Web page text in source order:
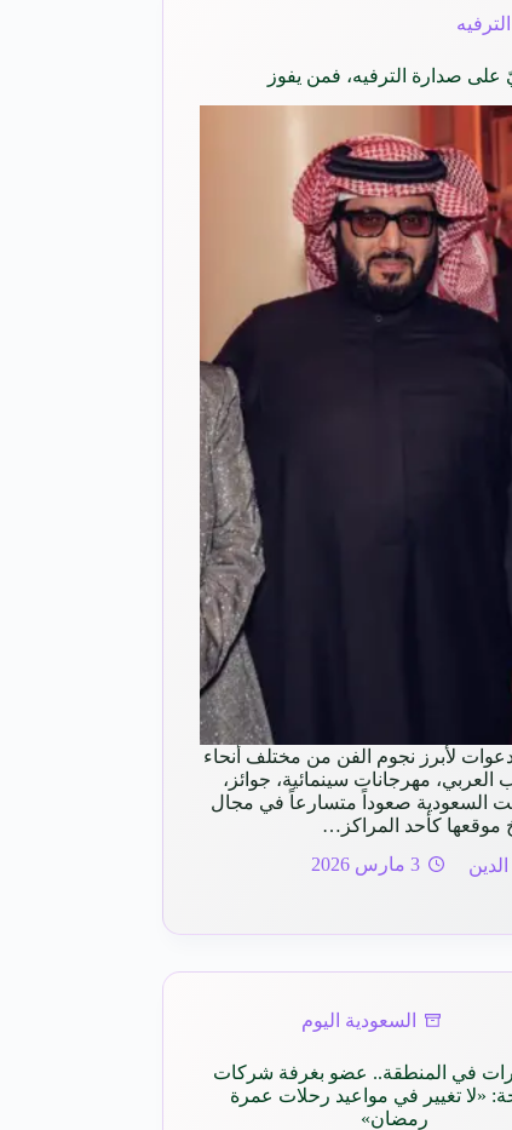
الترفيه
على صدارة الترفيه، فمن يفوز
لأبرز نجوم الفن من مختلف أنحاء
العربي، مهرجانات سينمائية، جوائز،
السعودية صعوداً متسارعاً في مجال
موقعها كأحد المراكز…
3 مارس 2026
السعودية اليوم
في المنطقة.. عضو بغرفة شركات
«لا تغيير في مواعيد رحلات عمرة
رمضان»